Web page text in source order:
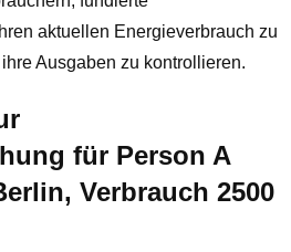
aktuellen Energieverbrauch zu
Ausgaben zu kontrollieren.
für Person A
Verbrauch 2500